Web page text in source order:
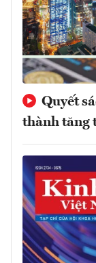
Quyết
thành tăng